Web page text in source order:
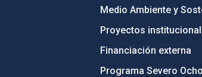
Medio Ambiente y
Proyectos
Financiación externa
Programa Severo